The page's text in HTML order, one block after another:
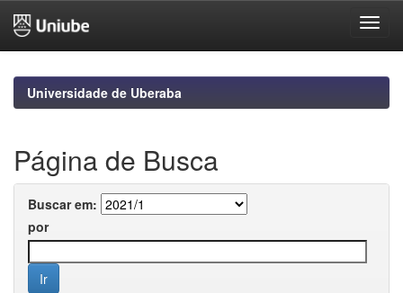
navigationUniversidade de Uberaba
Página de Busca
Buscar em:
por